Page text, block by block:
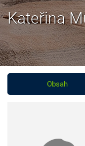
Kateřina
Obsah